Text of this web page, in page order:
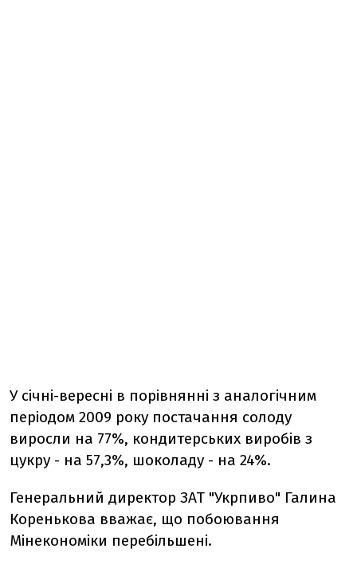
У січні-вересні в порівнянні з аналогічним
періодом 2009 року постачання солоду
виросли на 77%, кондитерських виробів з
цукру - на 57,3%, шоколаду - на 24%.
Генеральний директор ЗАТ "Укрпиво" Галина
Коренькова вважає, що побоювання
Мінекономіки перебільшені.